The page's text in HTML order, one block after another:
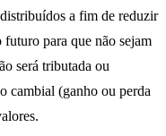
a fim de reduzir
para que não sejam
será tributada ou
cambial (ganho ou perda